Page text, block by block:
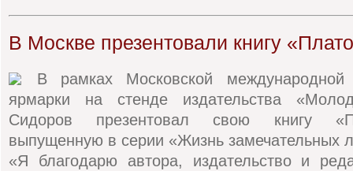
В Москве презентовали книгу
В рамках Московской международной
ярмарки на стенде издательства
Сидоров презентовал свою книгу
выпущенную в серии «Жизнь замечательных
«Я благодарю автора, издательство и